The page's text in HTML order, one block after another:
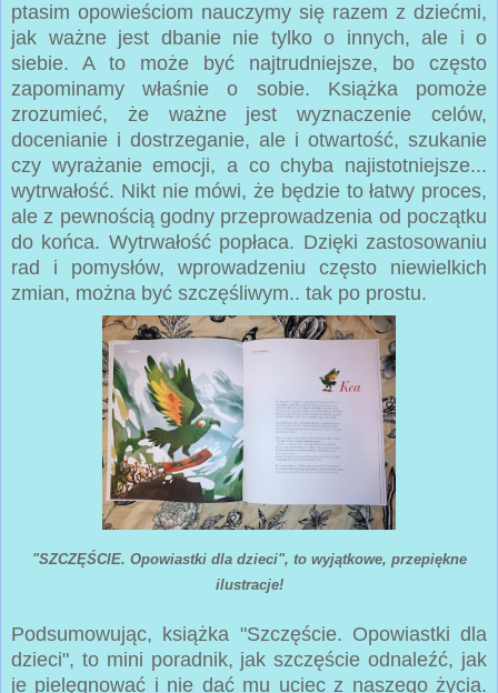
ptasim opowieściom nauczymy się razem z dziećmi,
jak ważne jest dbanie nie tylko o innych, ale i o
siebie. A to może być najtrudniejsze, bo często
zapominamy właśnie o sobie. Książka pomoże
zrozumieć, że ważne jest wyznaczenie celów,
docenianie i dostrzeganie, ale i otwartość, szukanie
czy wyrażanie emocji, a co chyba najistotniejsze...
wytrwałość. Nikt nie mówi, że będzie to łatwy proces,
ale z pewnością godny przeprowadzenia od początku
do końca. Wytrwałość popłaca. Dzięki zastosowaniu
rad i pomysłów, wprowadzeniu często niewielkich
zmian, można być szczęśliwym.. tak po prostu.
"SZCZĘŚCIE. Opowiastki dla dzieci", to wyjątkowe, przepiękne
ilustracje!
Podsumowując, książka "Szczęście. Opowiastki dla
dzieci", to mini poradnik, jak szczęście odnaleźć, jak
je pielęgnować i nie dać mu uciec z naszego życia.